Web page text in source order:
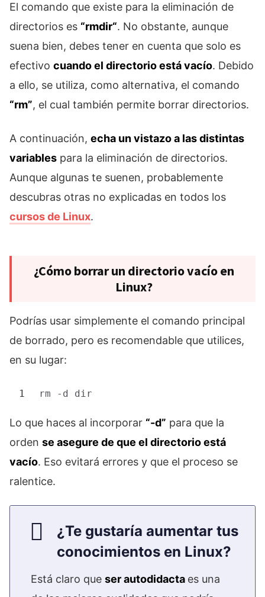
El comando que existe para la eliminación de
directorios es “rmdir“. No obstante, aunque
suena bien, debes tener en cuenta que solo es
efectivo cuando el directorio está vacío. Debido
a ello, se utiliza, como alternativa, el comando
“rm”, el cual también permite borrar directorios.
A continuación, echa un vistazo a las distintas
variables para la eliminación de directorios.
Aunque algunas te suenen, probablemente
descubras otras no explicadas en todos los
cursos de Linux.
¿Cómo borrar un directorio vacío en
Linux?
Podrías usar simplemente el comando principal
de borrado, pero es recomendable que utilices,
en su lugar:
1 rm -d dir
Lo que haces al incorporar “-d” para que la
orden se asegure de que el directorio está
vacío. Eso evitará errores y que el proceso se
ralentice.
¿Te gustaría aumentar tus
conocimientos en Linux?
Está claro que ser autodidacta es una